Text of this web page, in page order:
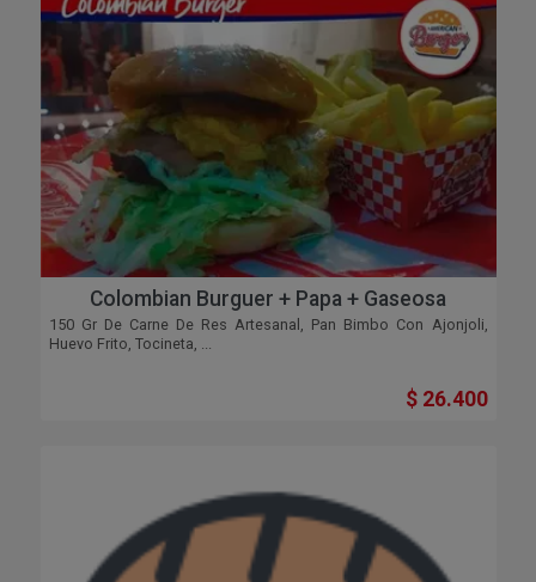
Colombian Burguer + Papa + Gaseosa
150 Gr De Carne De Res Artesanal, Pan Bimbo Con Ajonjoli,
Huevo Frito, Tocineta, ...
$ 26.400